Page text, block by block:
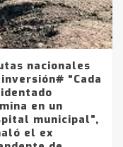
nacionales
“Cada
en un
municipal”,
el ex